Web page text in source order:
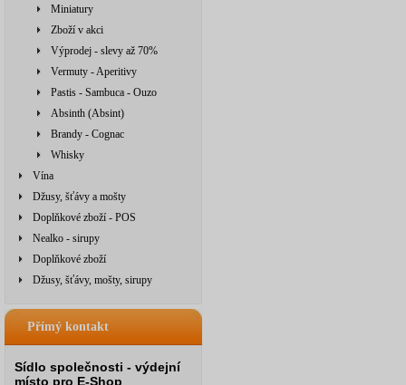
Miniatury
Zboží v akci
Výprodej - slevy až 70%
Vermuty - Aperitivy
Pastis - Sambuca - Ouzo
Absinth (Absint)
Brandy - Cognac
Whisky
Vína
Džusy, šťávy a mošty
Doplňkové zboží - POS
Nealko - sirupy
Doplňkové zboží
Džusy, šťávy, mošty, sirupy
Přímý kontakt
Sídlo společnosti - výdejní
místo pro E-Shop